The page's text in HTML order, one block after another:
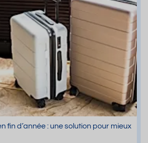
fin d’année : une solution pour mieux